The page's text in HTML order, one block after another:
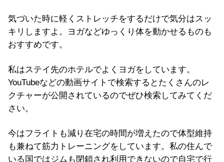
気づいた時に軽くストレッチをするだけで気分はスッ
キリしますよ。ヨガなどゆっくり体を動かせるものも
おすすめです。
私はステイ先のホテルでよくヨガをしています。
YouTubeなどの動画サイトで検索するとたくさんのレ
クチャーが公開されているのでぜひ検索してみてくだ
さい。
今はフライトも減り在宅の時間が増えたので体型維持
も兼ねて筋力トレーニングをしています。私の住んで
いる国ではジムも閉鎖され利用できないので自宅で行